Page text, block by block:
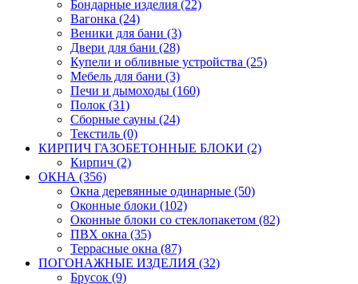
Бондарные изделия (22)
Вагонка (24)
Веники для бани (3)
Двери для бани (28)
Купели и обливные устройства (25)
Мебель для бани (3)
Печи и дымоходы (160)
Полок (31)
Сборные сауны (24)
Текстиль (0)
КИРПИЧ ГАЗОБЕТОННЫЕ БЛОКИ (2)
Кирпич (2)
ОКНА (356)
Окна деревянные одинарные (50)
Оконные блоки (102)
Оконные блоки со стеклопакетом (82)
ПВХ окна (35)
Террасные окна (87)
ПОГОНАЖНЫЕ ИЗДЕЛИЯ (32)
Брусок (9)